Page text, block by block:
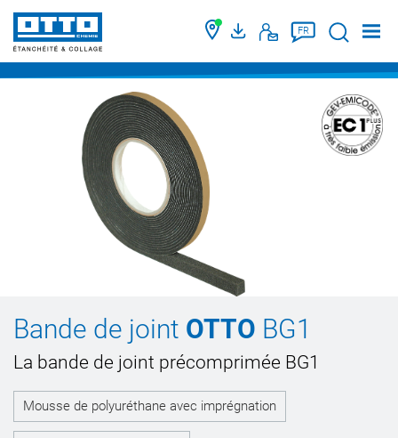
FR Suche
Bande de joint OTTO BG1
La bande de joint précomprimée BG1
Mousse de polyuréthane avec imprégnation